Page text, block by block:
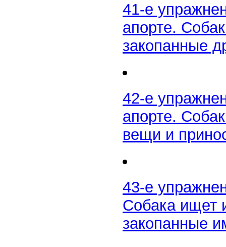
41-е
апорте.
закопанные
42-е
апорте.
вещи и
43-е
Собака ищет
закопанные